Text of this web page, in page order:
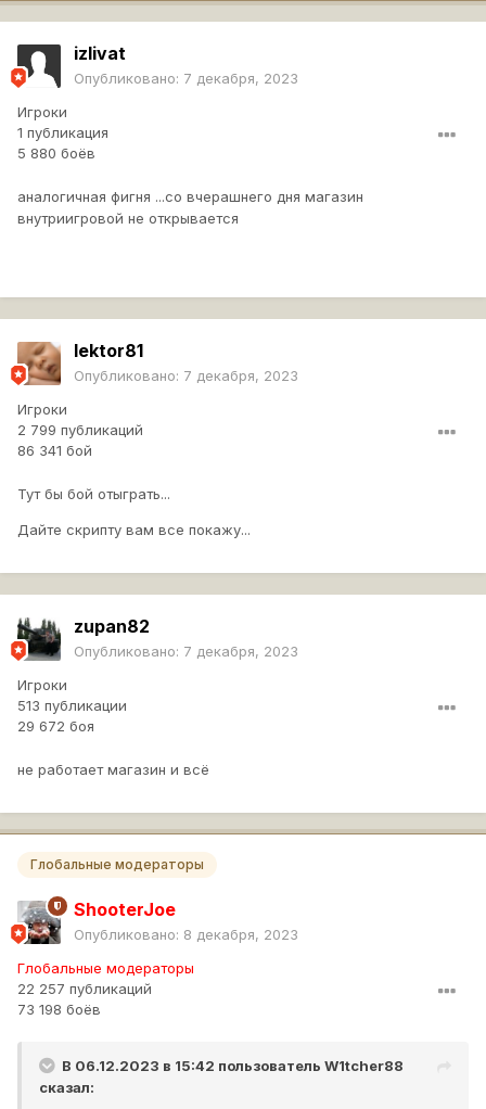
izlivat
Опубликовано: 7 декабря, 2023
Игроки
1 публикация
5 880 боёв
аналогичная фигня ...со вчерашнего дня магазин
внутриигровой не открывается
lektor81
Опубликовано: 7 декабря, 2023
Игроки
2 799 публикаций
86 341 бой
Тут бы бой отыграть...
Дайте скрипту вам все покажу...
zupan82
Опубликовано: 7 декабря, 2023
Игроки
513 публикации
29 672 боя
не работает магазин и всё
Глобальные модераторы
ShooterJoe
Опубликовано: 8 декабря, 2023
Глобальные модераторы
22 257 публикаций
73 198 боёв
В 06.12.2023 в 15:42 пользователь W1tcher88
сказал: